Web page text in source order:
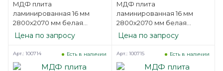
МДФ плита
ламинированная 16 мм
2800х2070 мм белая
двусторонняя Kastamonu
Цена по запросу
МДФ плита
ламинированная 16 мм
2800х2070 мм белая
односторонняя
Kastamonu STM
Цена по запросу
Есть в наличии
Арт.: 100714 Есть в наличии
Арт.: 100715